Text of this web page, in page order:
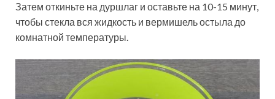
Затем откиньте на дуршлаг и оставьте на 10-15 минут,
чтобы стекла вся жидкость и вермишель остыла до
комнатной температуры.